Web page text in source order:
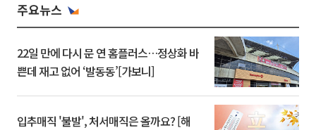
주요뉴스
22일 만에 다시 문 연 홈플러스…정상화 바
쁜데 재고 없어 ‘발동동’[가보니]
입추매직 '불발', 처서매직은 올까요? [해